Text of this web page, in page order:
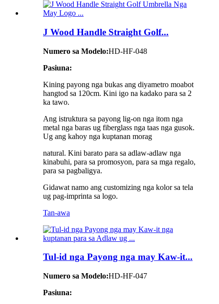
J Wood Handle Straight Golf...
Numero sa Modelo:HD-HF-048
Pasiuna:
Kining payong nga bukas ang diyametro moabot
hangtod sa 120cm. Kini igo na kadako para sa 2
ka tawo.
Ang istruktura sa payong lig-on nga itom nga
metal nga baras ug fiberglass nga taas nga gusok.
Ug ang kahoy nga kuptanan morag
natural. Kini barato para sa adlaw-adlaw nga
kinabuhi, para sa promosyon, para sa mga regalo,
para sa pagbaligya.
Gidawat namo ang customizing nga kolor sa tela
ug pag-imprinta sa logo.
Tan-awa
Tul-id nga Payong nga may Kaw-it...
Numero sa Modelo:HD-HF-047
Pasiuna: